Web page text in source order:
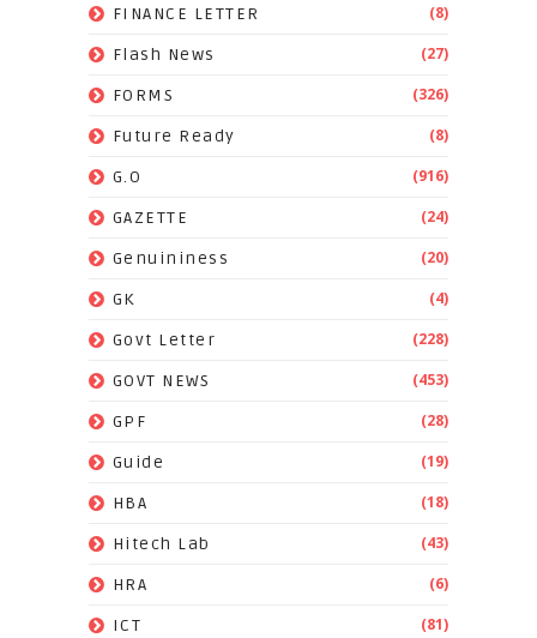
FINANCE LETTER (8)
Flash News (27)
FORMS (326)
Future Ready (8)
G.O (916)
GAZETTE (24)
Genuininess (20)
GK (4)
Govt Letter (228)
GOVT NEWS (453)
GPF (28)
Guide (19)
HBA (18)
Hitech Lab (43)
HRA (6)
ICT (81)